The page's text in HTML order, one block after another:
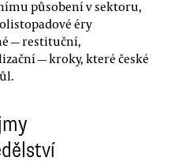
působení v sektoru,
éry
— restituční,
— kroky, které české